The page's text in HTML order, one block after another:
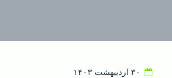
۳۰ اردیبهشت ۱۴۰۳